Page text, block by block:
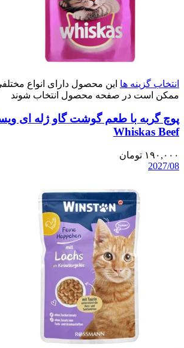
انتخاب گزینه ها این محصول دارای انواع
ممکن است در صفحه محصول انتخاب شوند
پوچ گربه با طعم گوشت گاو ژله ای
Whiskas Beef
۱۹۰,۰۰۰ تومان
2027/08